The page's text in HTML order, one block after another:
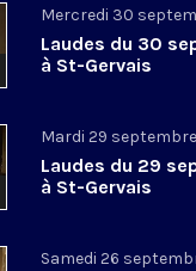
Mercredi 30
Laudes du 30
à St-Gervais
Mardi 29
Laudes du 29
à St-Gervais
Samedi 26